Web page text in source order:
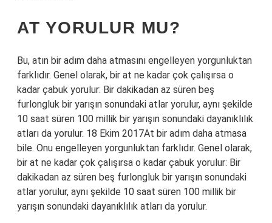
AT YORULUR MU?
Bu, atın bir adım daha atmasını engelleyen yorgunluktan
farklıdır. Genel olarak, bir at ne kadar çok çalışırsa o
kadar çabuk yorulur: Bir dakikadan az süren beş
furlongluk bir yarışın sonundaki atlar yorulur, aynı şekilde
10 saat süren 100 millik bir yarışın sonundaki dayanıklılık
atları da yorulur. 18 Ekim 2017At bir adım daha atmasa
bile. Onu engelleyen yorgunluktan farklıdır. Genel olarak,
bir at ne kadar çok çalışırsa o kadar çabuk yorulur: Bir
dakikadan az süren beş furlongluk bir yarışın sonundaki
atlar yorulur, aynı şekilde 10 saat süren 100 millik bir
yarışın sonundaki dayanıklılık atları da yorulur.